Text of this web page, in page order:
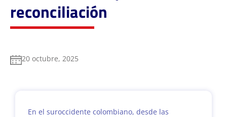
reconciliación
20 octubre, 2025
En el suroccidente colombiano, desde las